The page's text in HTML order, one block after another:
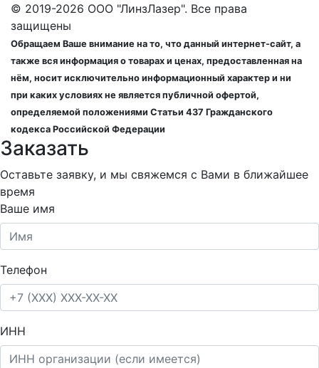
© 2019-2026 ООО "ЛинзЛазер". Все права
защищены
Обращаем Ваше внимание на то, что данный интернет-сайт, а
также вся информация о товарах и ценах, предоставленная на
нём, носит исключительно информационный характер и ни
при каких условиях не является публичной офертой,
определяемой положениями Статьи 437 Гражданского
кодекса Российской Федерации
Заказать
Оставьте заявку, и мы свяжемся с Вами в ближайшее
время
Ваше имя
Телефон
ИНН